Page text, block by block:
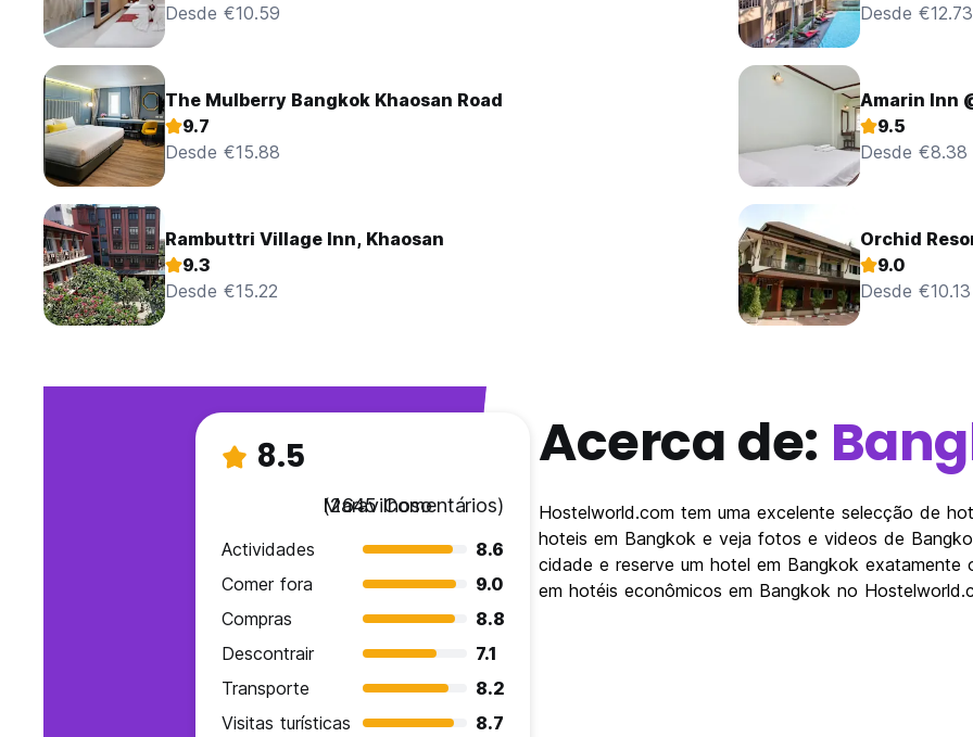
Desde €10.59
Desde €12.73
The Mulberry Bangkok Khaosan Road
9.7
Desde €15.88
Amarin Inn
9.5
Desde €8.38
Rambuttri Village Inn, Khaosan
9.3
Desde €15.22
Orchid
9.0
Desde €10.13
8.5
Maravilhoso
(2645 Comentários)
Actividades
8.6
Comer fora
9.0
Compras
8.8
Descontrair
7.1
Transporte
8.2
Visitas turísticas
8.7
Acerca de:
Hostelworld.com tem uma excelente selecção de
hoteis em Bangkok e veja fotos e videos de
cidade e reserve um hotel em Bangkok
em hotéis econômicos em Bangkok no